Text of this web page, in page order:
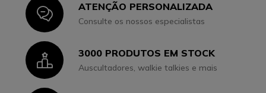
IconATENÇÃO PERSONALIZADA
Consulte os nossos especialistas
Icon3000 PRODUTOS EM STOCK
Auscultadores, walkie talkies e mais